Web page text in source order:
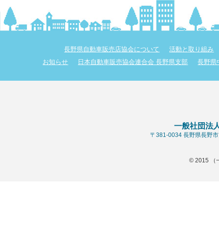
長野県自動車販売店協会について
活動と取り組み
お知らせ
日本自動車販売協会連合会 長野県支部 長野県
一般社団法
〒381-0034 長野県長野
© 2015 （